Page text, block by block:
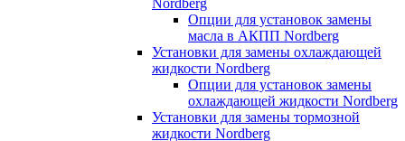
Опции для установок замены
масла в АКПП Nordberg
Установки для замены охлаждающей
жидкости Nordberg
Опции для установок замены
охлаждающей жидкости Nordberg
Установки для замены тормозной
жидкости Nordberg